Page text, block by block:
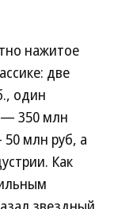
нажитое
две
один
— 350 млн
млн руб, а
Как